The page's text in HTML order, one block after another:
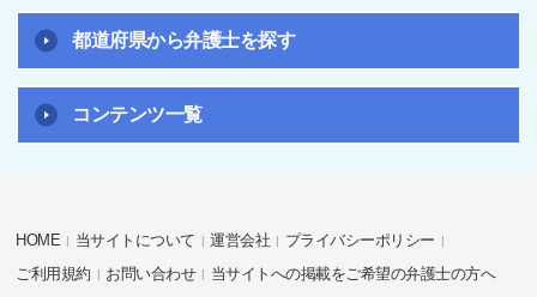
都道府県から弁護士を探す
コンテンツ一覧
HOME 当サイトについて 運営会社
プライバシーポリシー
ご利用規約
お問い合わせ 当サイトへの掲載をご希望の弁護士の方へ